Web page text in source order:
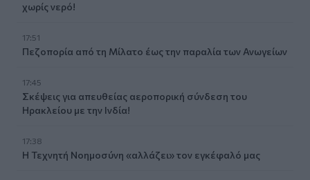
χωρίς νερό!
17:51
Πεζοπορία από τη Μίλατο έως την παραλία των Ανωγείων
17:45
Σκέψεις για απευθείας αεροπορική σύνδεση του
Ηρακλείου με την Ινδία!
17:38
Η Τεχνητή Νοημοσύνη «αλλάζει» τον εγκέφαλό μας